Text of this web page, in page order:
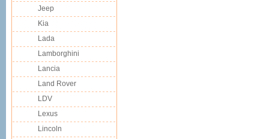
Jeep
Kia
Lada
Lamborghini
Lancia
Land Rover
LDV
Lexus
Lincoln